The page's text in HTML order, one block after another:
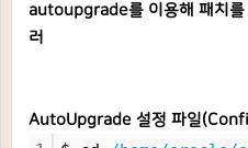
autoupgrade를 이용해 패치를
러
AutoUpgrade 설정 파일